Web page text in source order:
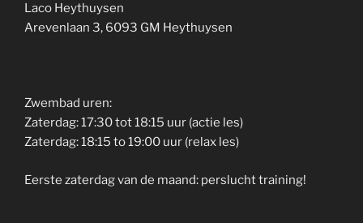
Laco Heythuysen
Arevenlaan 3, 6093 GM Heythuysen
Zwembad uren:
Zaterdag: 17:30 tot 18:15 uur (actie les)
Zaterdag: 18:15 to 19:00 uur (relax les)
Eerste zaterdag van de maand: perslucht training!